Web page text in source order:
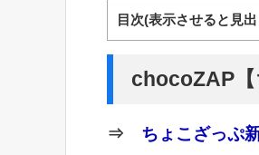
目次(表示させると見
chocoZAP【
⇒ ちょこざっぷ